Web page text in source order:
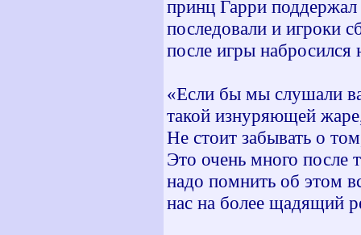
принц Гарри
последовали и игроки
после игры
«Если бы мы слушали
такой изнуряющей
Не стоит забывать о
Это очень много после
надо помнить об этом
нас на более щадящий